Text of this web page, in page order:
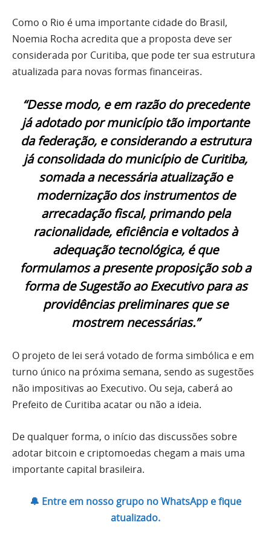
Como o Rio é uma importante cidade do Brasil,
Noemia Rocha acredita que a proposta deve ser
considerada por Curitiba, que pode ter sua estrutura
atualizada para novas formas financeiras.
“Desse modo, e em razão do precedente
já adotado por município tão importante
da federação, e considerando a estrutura
já consolidada do município de Curitiba,
somada a necessária atualização e
modernização dos instrumentos de
arrecadação fiscal, primando pela
racionalidade, eficiência e voltados à
adequação tecnológica, é que
formulamos a presente proposição sob a
forma de Sugestão ao Executivo para as
providências preliminares que se
mostrem necessárias.”
O projeto de lei será votado de forma simbólica e em
turno único na próxima semana, sendo as sugestões
não impositivas ao Executivo. Ou seja, caberá ao
Prefeito de Curitiba acatar ou não a ideia.
De qualquer forma, o início das discussões sobre
adotar bitcoin e criptomoedas chegam a mais uma
importante capital brasileira.
🔔 Entre em nosso grupo no WhatsApp e fique
atualizado.